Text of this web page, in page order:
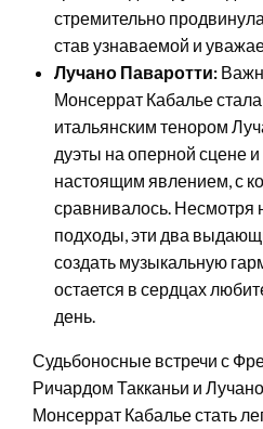
стремительно
став узнаваемой и
Лучано Паваротти:
Монсеррат Кабалье
итальянским тенором
дуэты на оперной сцене и
настоящим явлением, с
сравнивалось. Несмотря
подходы, эти два
создать музыкальную
остается в сердцах
день.
Судьбоносные встречи с
Ричардом Такканьи и
Монсеррат Кабалье стать